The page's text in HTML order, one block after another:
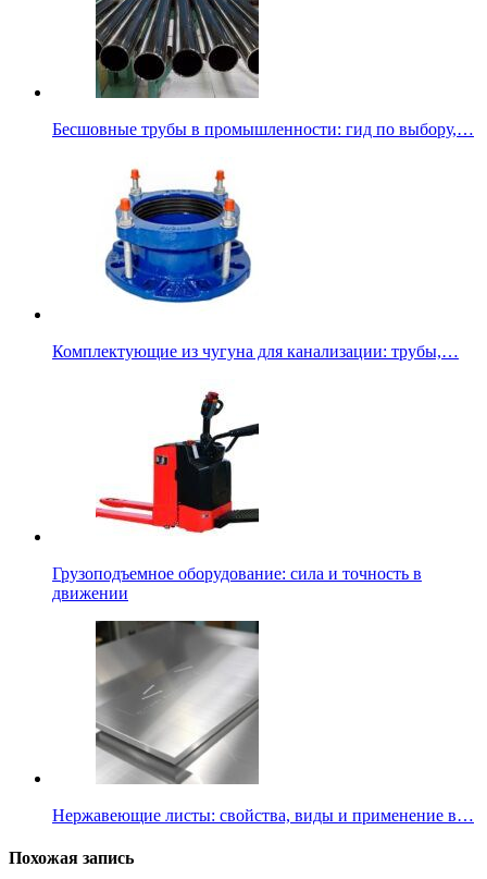
Бесшовные трубы в промышленности: гид по выбору,…
Комплектующие из чугуна для канализации: трубы,…
Грузоподъемное оборудование: сила и точность в
движении
Нержавеющие листы: свойства, виды и применение в…
Похожая запись